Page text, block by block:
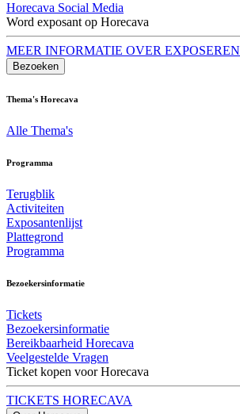
Horecava Social Media
Word exposant op Horecava
MEER INFORMATIE OVER EXPOSEREN
Bezoeken
Thema's Horecava
Alle Thema's
Programma
Terugblik
Activiteiten
Exposantenlijst
Plattegrond
Programma
Bezoekersinformatie
Tickets
Bezoekersinformatie
Bereikbaarheid Horecava
Veelgestelde Vragen
Ticket kopen voor Horecava
TICKETS HORECAVA